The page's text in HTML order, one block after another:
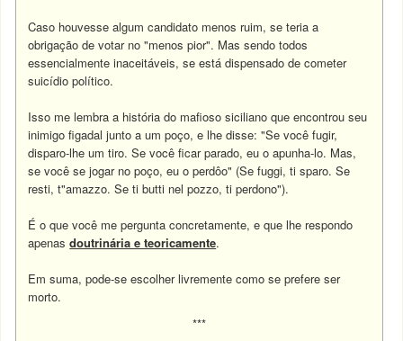
Caso houvesse algum candidato menos ruim, se teria a
obrigação de votar no "menos pior". Mas sendo todos
essencialmente inaceitáveis, se está dispensado de cometer
suicídio político.
Isso me lembra a história do mafioso siciliano que encontrou seu
inimigo figadal junto a um poço, e lhe disse: "Se você fugir,
disparo-lhe um tiro. Se você ficar parado, eu o apunha-lo. Mas,
se você se jogar no poço, eu o perdôo" (Se fuggi, ti sparo. Se
resti, t"amazzo. Se ti butti nel pozzo, ti perdono").
É o que você me pergunta concretamente, e que lhe respondo
apenasdoutrinária e teoricamente.
Em suma, pode-se escolher livremente como se prefere ser
morto.
***